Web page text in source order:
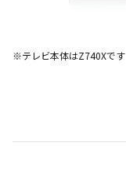
※テレビ本体はZ740Xです